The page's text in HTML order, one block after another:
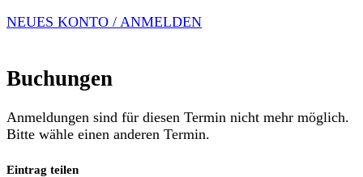
NEUES KONTO / ANMELDEN
Buchungen
Anmeldungen sind für diesen Termin nicht mehr möglich.
Bitte wähle einen anderen Termin.
Eintrag teilen